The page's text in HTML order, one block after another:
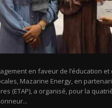
en faveur de l’éducation
Mazarine Energy, en
(ETAP), a organisé, pour la